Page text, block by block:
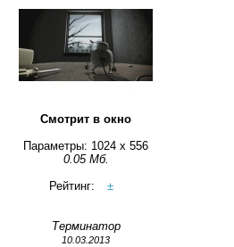
Смотрит в окно
Параметры: 1024 x 556
0.05 Мб.
Рейтинг:
±
Терминатор
10.03.2013